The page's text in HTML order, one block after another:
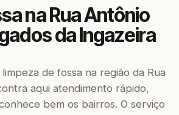
na Rua Antônio
da Ingazeira
de fossa na região da Rua
aqui atendimento rápido,
bem os bairros. O serviço